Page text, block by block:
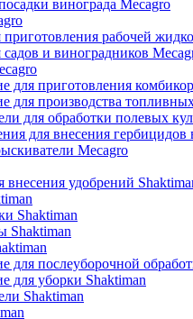
винограда Mecagro
рабочей
и виноградников
для приготовления
для производства
для обработки полевых
для внесения гербицидов
Mecagro
внесения удобрений
Shaktiman
Shaktiman
для послеуборочной
для уборки Shaktiman
Shaktiman